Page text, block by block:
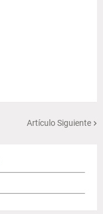
Artículo Siguiente